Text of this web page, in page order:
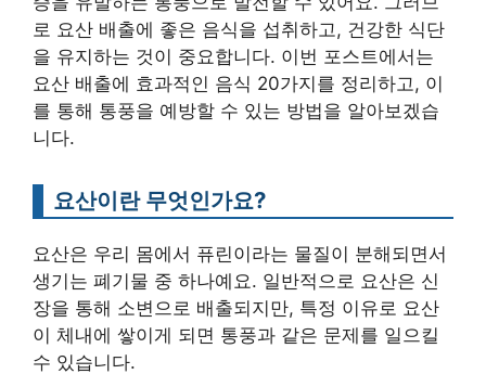
로 요산 배출에 좋은 음식을 섭취하고, 건강한 식단
을 유지하는 것이 중요합니다. 이번 포스트에서는
요산 배출에 효과적인 음식 20가지를 정리하고, 이
를 통해 통풍을 예방할 수 있는 방법을 알아보겠습
니다.
요산이란 무엇인가요?
요산은 우리 몸에서 퓨린이라는 물질이 분해되면서
생기는 폐기물 중 하나예요. 일반적으로 요산은 신
장을 통해 소변으로 배출되지만, 특정 이유로 요산
이 체내에 쌓이게 되면 통풍과 같은 문제를 일으킬
수 있습니다.